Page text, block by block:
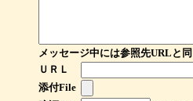
メッセージ中には参照先URLと
ＵＲＬ
添付File